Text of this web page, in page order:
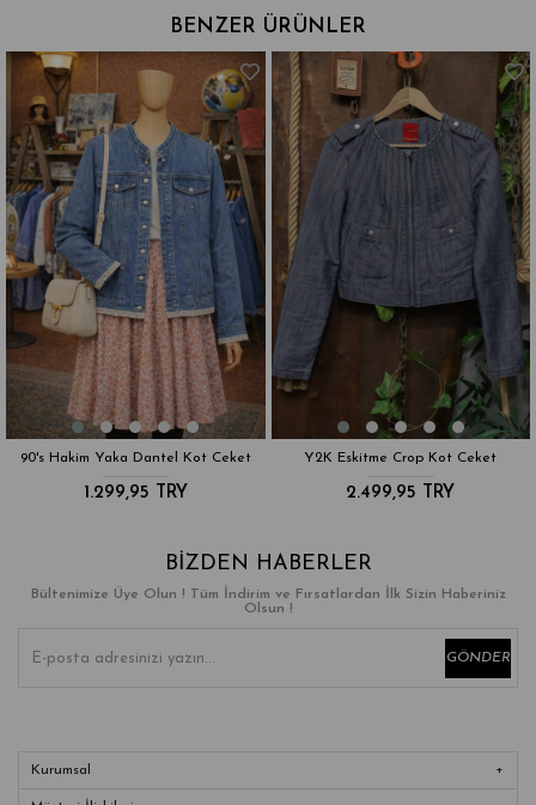
BENZER ÜRÜNLER
90's Hakim Yaka Dantel Kot Ceket
1.299,95 TRY
Y2K Eskitme Crop Kot Ceket
2.499,95 TRY
BIZDEN HABERLER
Bültenimize Üye Olun ! Tüm İndirim ve Fırsatlardan İlk Sizin Haberiniz
Olsun !
GÖNDER
Kurumsal